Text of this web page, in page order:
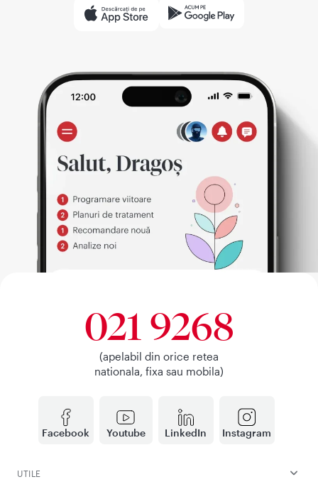
Facebook Youtube LinkedIn Instagram
021 9268
(apelabil din orice retea
nationala, fixa sau mobila)
UTILE